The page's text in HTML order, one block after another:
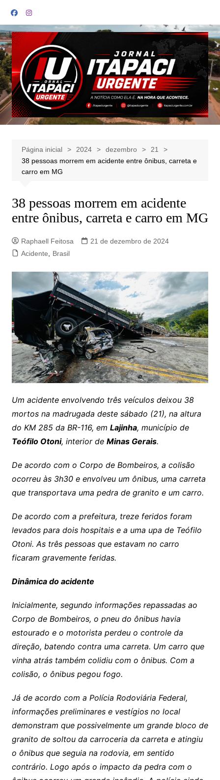
para
o
conteúdo
Página inicial 2024 dezembro
21
38 pessoas morrem em acidente entre ônibus, carreta e
carro em MG
38 pessoas morrem em acidente
entre ônibus, carreta e carro em MG
Raphaell Feitosa
21 de dezembro de 2024
Acidente, Brasil
Um acidente envolvendo três veículos deixou 38
mortos na madrugada deste sábado (21), na altura
do KM 285 da BR-116, em Lajinha, município de
Teófilo Otoni, interior de Minas Gerais.
De acordo com o Corpo de Bombeiros, a colisão
ocorreu às 3h30 e envolveu um ônibus, uma carreta
que transportava uma pedra de granito e um carro.
De acordo com a prefeitura, treze feridos foram
levados para dois hospitais e a uma upa de Teófilo
Otoni. As três pessoas que estavam no carro
ficaram gravemente feridas.
Dinâmica do acidente
Inicialmente, segundo informações repassadas ao
Corpo de Bombeiros, o pneu do ônibus havia
estourado e o motorista perdeu o controle da
direção, batendo contra uma carreta. Um carro que
vinha atrás também colidiu com o ônibus. Com a
colisão, o ônibus pegou fogo.
Já de acordo com a Polícia Rodoviária Federal,
informações preliminares e vestígios no local
demonstram que possivelmente um grande bloco de
granito de soltou da carroceria da carreta e atingiu
o ônibus que seguia na rodovia, em sentido
contrário. Logo após o impacto da pedra com o